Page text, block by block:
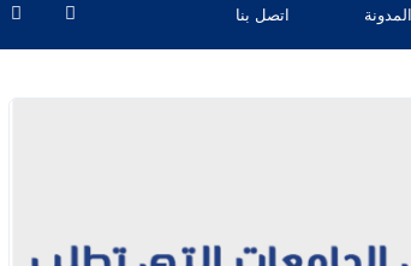
المدونة اتصل بنا